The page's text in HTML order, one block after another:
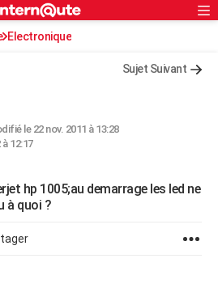
S'inscrire
Connexion
Electronique
Sujet Suivant
le 22 nov. 2011 à 13:28
à 12:17
hp 1005;au demarrage les led ne
à quoi ?